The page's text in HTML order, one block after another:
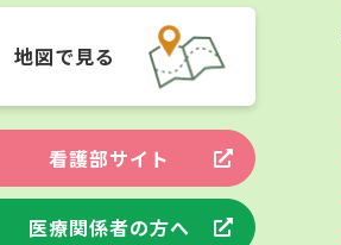
地図で見る
看護部サイト
医療関係者の方へ